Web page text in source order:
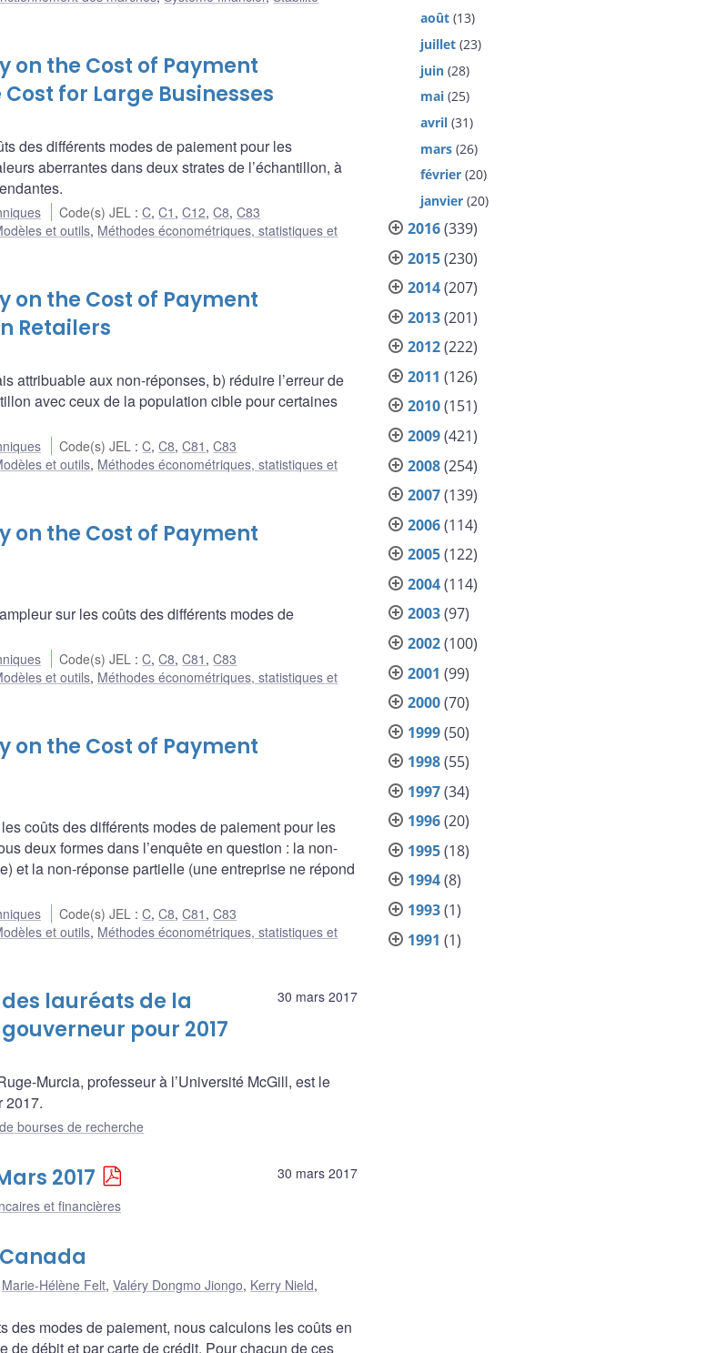
on the Cost of Payment
for Large Businesses
des différents modes de paiement pour les
aberrantes dans deux strates de l’échantillon, à
Code(s) JEL :C,C1 ,C12,C8,C83
et outils, Méthodes économétriques, statistiques et
on the Cost of Payment
Retailers
attribuable aux non-réponses, b) réduire l’erreur de
avec ceux de la population cible pour certaines
Code(s) JEL :C,C8,C81 ,C83
et outils, Méthodes économétriques, statistiques et
on the Cost of Payment
sur les coûts des différents modes de
Code(s) JEL :C,C8,C81 ,C83
et outils, Méthodes économétriques, statistiques et
on the Cost of Payment
coûts des différents modes de paiement pour les
deux formes dans l’enquête en question : la non-
et la non-réponse partielle (une entreprise ne répond
Code(s) JEL :C,C8,C81 ,C83
et outils, Méthodes économétriques, statistiques et
30 mars 2017
lauréats de la
pour 2017
Murcia, professeur à l’Université McGill, est le
2017.
bourses de recherche
30 mars 2017
2017
et financières
Marie-Hélène Felt, Valéry Dongmo Jiongo, Kerry Nield,
des modes de paiement, nous calculons les coûts en
de débit et par carte de crédit. Pour chacun de ces
août (13)
juillet (23)
juin (28)
mai (25)
avril (31)
mars (26)
février (20)
janvier (20)
2016(339)
2015(230)
2014(207)
2013(201)
2012(222)
2011 (126)
2010(151)
2009(421)
2008(254)
2007(139)
2006(114)
2005(122)
2004(114)
2003(97)
2002(100)
2001 (99)
2000(70)
1999(50)
1998(55)
1997(34)
1996(20)
1995(18)
1994(8)
1993(1)
1991 (1)